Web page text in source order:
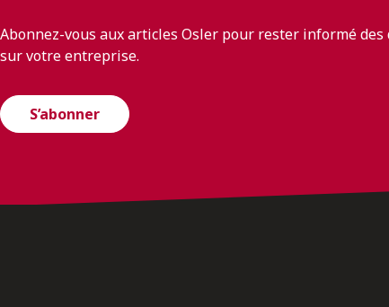
Abonnez-vous aux articles Osler pour rester informé
sur votre entreprise.
S’abonner